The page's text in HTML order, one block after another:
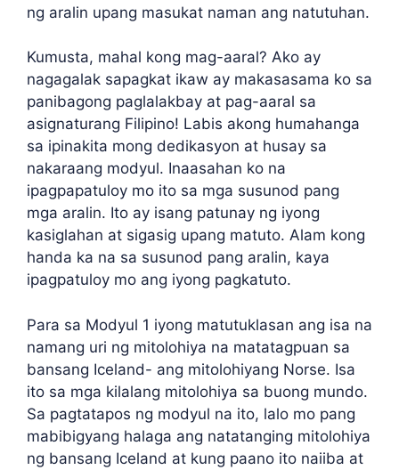
ng aralin upang masukat naman ang natutuhan.
Kumusta, mahal kong mag-aaral? Ako ay
nagagalak sapagkat ikaw ay makasasama ko sa
panibagong paglalakbay at pag-aaral sa
asignaturang Filipino! Labis akong humahanga
sa ipinakita mong dedikasyon at husay sa
nakaraang modyul. Inaasahan ko na
ipagpapatuloy mo ito sa mga susunod pang
mga aralin. Ito ay isang patunay ng iyong
kasiglahan at sigasig upang matuto. Alam kong
handa ka na sa susunod pang aralin, kaya
ipagpatuloy mo ang iyong pagkatuto.
Para sa Modyul 1 iyong matutuklasan ang isa na
namang uri ng mitolohiya na matatagpuan sa
bansang Iceland- ang mitolohiyang Norse. Isa
ito sa mga kilalang mitolohiya sa buong mundo.
Sa pagtatapos ng modyul na ito, lalo mo pang
mabibigyang halaga ang natatanging mitolohiya
ng bansang Iceland at kung paano ito naiiba at